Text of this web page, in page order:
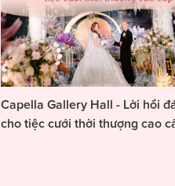
Capella Gallery Hall - Lời hồi
cho tiệc cưới thời thượng cao